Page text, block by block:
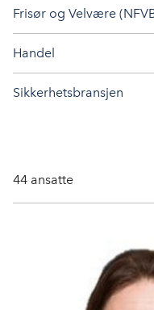
Frisør og Velvære
Handel
Sikkerhetsbransjen
44 ansatte